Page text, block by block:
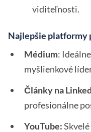
viditeľnosti.
Najlepšie platformy
Médium:
myšlienkové
Články na
profesionálne
YouTube: